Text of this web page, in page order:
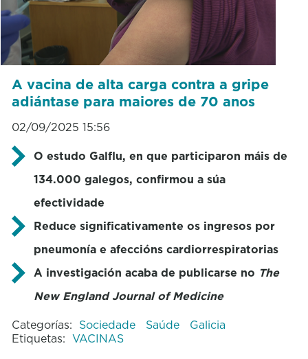
A vacina de alta carga contra a gripe
adiántase para maiores de 70 anos
02/09/2025 15:56
O estudo Galflu, en que participaron máis de
134.000 galegos, confirmou a súa
efectividade
Reduce significativamente os ingresos por
pneumonía e afeccións cardiorrespiratorias
A investigación acaba de publicarse no The
New England Journal of Medicine
Categorías: Sociedade Saúde
Galicia
Etiquetas: VACINAS